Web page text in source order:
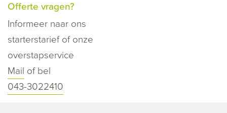
Offerte vragen?
Informeer naar ons
starterstarief of onze
overstapservice
Mail of bel
043-3022410